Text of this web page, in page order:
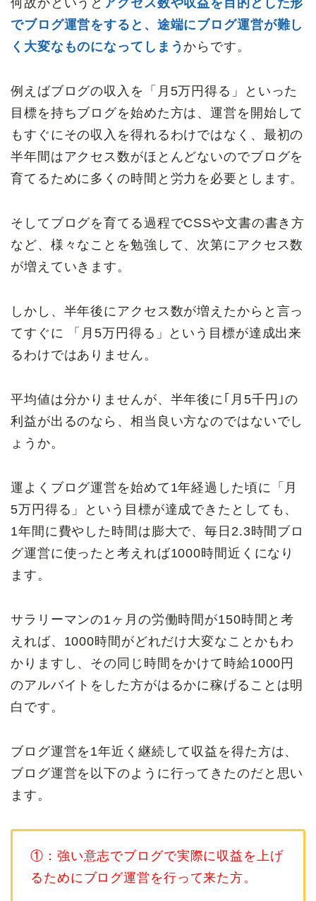
何故かというと アクセス数や収益を目的とした形
でブログ運営をすると、途端にブログ運営が難し
く大変なものになってしまうからです。
例えばブログの収入を「月5万円得る」といった
目標を持ちブログを始めた方は、運営を開始して
もすぐにその収入を得れるわけではなく、最初の
半年間はアクセス数がほとんどないのでブログを
育てるために多くの時間と労力を必要とします。
そしてブログを育てる過程でCSSや文書の書き方
など、様々なことを勉強して、次第にアクセス数
が増えていきます。
しかし、半年後にアクセス数が増えたからと言っ
てすぐに 「月5万円得る」という目標が達成出来
るわけではありません。
平均値は分かりませんが、半年後に｢月5千円｣の
利益が出るのなら、相当良い方なのではないでし
ょうか。
運よくブログ運営を始めて1年経過した頃に「月
5万円得る」という目標が達成できたとしても、
1年間に費やした時間は膨大で、毎日2.3時間ブロ
グ運営に使ったと考えれば1000時間近くになり
ます。
サラリーマンの1ヶ月の労働時間が150時間と考
えれば、1000時間がどれだけ大変なことかもわ
かりますし、その同じ時間をかけて時給1000円
のアルバイトをした方がはるかに稼げることは明
白です。
ブログ運営を1年近く継続して収益を得た方は、
ブログ運営を以下のように行ってきたのだと思い
ます。
①：強い意志でブログで実際に収益を上げ
るためにブログ運営を行って来た方。